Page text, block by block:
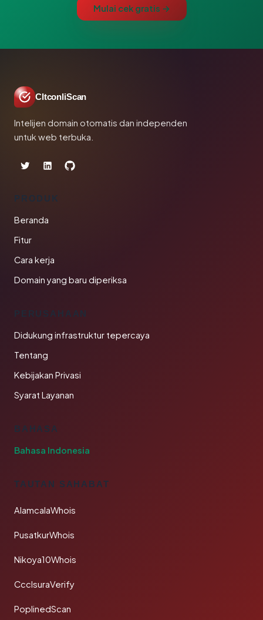
Mulai cek gratis →
CltconliScan
Intelijen domain otomatis dan independen
untuk web terbuka.
PRODUK
Beranda
Fitur
Cara kerja
Domain yang baru diperiksa
PERUSAHAAN
Didukung infrastruktur tepercaya
Tentang
Kebijakan Privasi
Syarat Layanan
BAHASA
Bahasa Indonesia
TAUTAN SAHABAT
AlamcalaWhois
PusatkurWhois
Nikoya10Whois
CcclsuraVerify
PoplinedScan